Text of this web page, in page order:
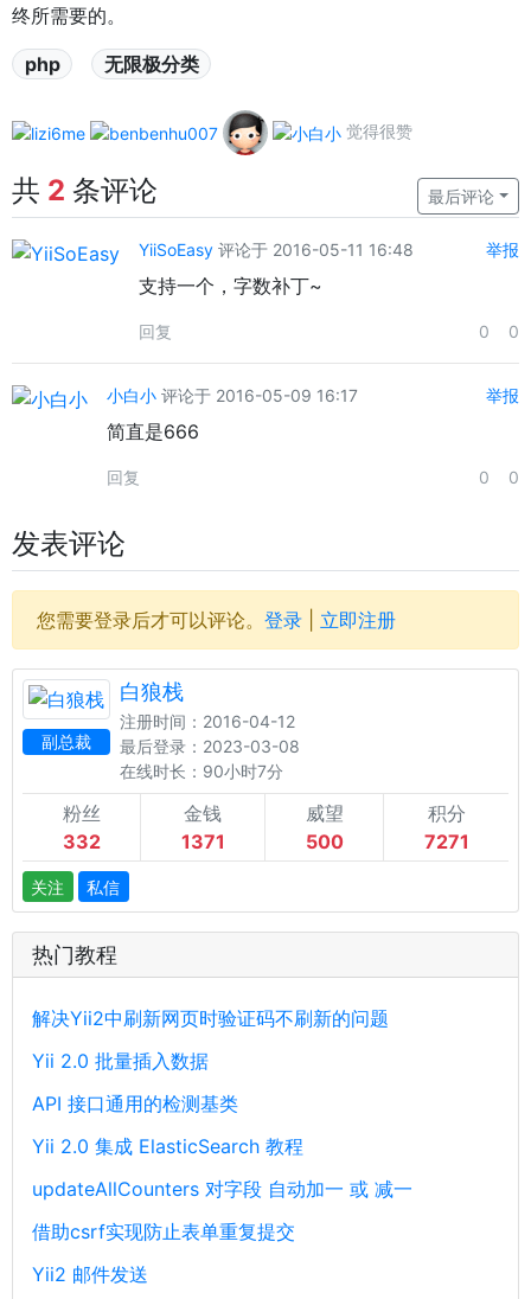
终所需要的。
php 无限极分类
觉得很赞
共 2 条评论 最后评论
YiiSoEasy 评论于 2016-05-11 16:48 举报
支持一个，字数补丁~
回复 0 0
小白小 评论于 2016-05-09 16:17 举报
简直是666
回复 0 0
发表评论
您需要登录后才可以评论。 登录 立即注册
副总裁
白狼栈
注册时间：2016-04-12
最后登录：2023-03-08
在线时长：90小时7分
粉丝
332
金钱
1371
威望
500
积分
7271
关注 私信
热门教程
解决Yii2中刷新网页时验证码不刷新的问题
Yii 2.0 批量插入数据
API 接口通用的检测基类
Yii 2.0 集成 ElasticSearch 教程
updateAllCounters 对字段 自动加一 或 减一
借助csrf实现防止表单重复提交
Yii2 邮件发送